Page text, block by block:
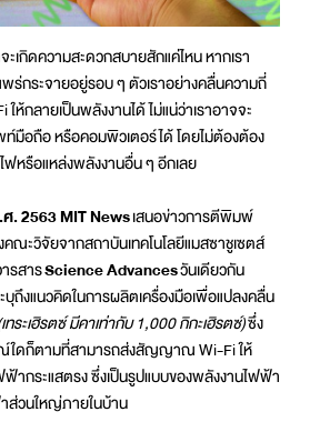
เกิดความสะดวกสบายสักแค่ไหน หากเรา
ร่กระจายอยู่รอบ ๆ ตัวเราอย่างคลื่นความถี่
กลายเป็นพลังงานได้ ไม่แน่ว่าเราอาจจะ
มือถือ หรือคอมพิวเตอร์ได้ โดยไม่ต้องต้อง
หรือแหล่งพลังงานอื่น ๆ อีกเลย
. 2563 MIT Newsเสนอข่าวการตีพิมพ์
ณะวิจัยจากสถาบันเทคโนโลยีแมสซาชูเซตส์
รสารScience Advancesวันเดียวกัน
บุถึงแนวคิดในการผลิตเครื่องมือเพื่อแปลงคลื่น
ทระเฮิรตซ์ มีคาเท่ากับ 1,000 กิกะเฮิรตซ์)ซึ่ง
ใดก็ตามที่สามารถส่งสัญญาณ Wi-Fi ให้
ากระแสตรง ซึ่งเป็นรูปแบบของพลังงานไฟฟ้า
วนใหญ่ภายในบ้าน